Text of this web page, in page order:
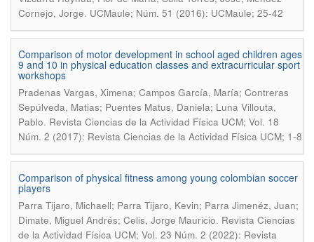
Cornejo, Jorge. UCMaule; Núm. 51 (2016): UCMaule; 25-42
Comparison of motor development in school aged children ages
9 and 10 in physical education classes and extracurricular sport
workshops
Pradenas Vargas, Ximena; Campos García, María; Contreras
Sepúlveda, Matias; Puentes Matus, Daniela; Luna Villouta,
Pablo. Revista Ciencias de la Actividad Física UCM; Vol. 18
Núm. 2 (2017): Revista Ciencias de la Actividad Física UCM; 1-8
Comparison of physical fitness among young colombian soccer
players
Parra Tijaro, Michaell; Parra Tijaro, Kevin; Parra Jimenéz, Juan;
Dimate, Miguel Andrés; Celis, Jorge Mauricio. Revista Ciencias
de la Actividad Física UCM; Vol. 23 Núm. 2 (2022): Revista